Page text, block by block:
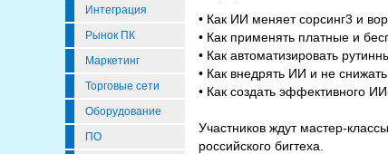
Интеграция
Рынок ПК
Маркетинг
Торговые сети
Оборудование
ПО
• Как ИИ меняет сорсинг3 и
• Как применять платные и
• Как автоматизировать
• Как внедрять ИИ и не
• Как создать эффективного
Участников ждут мастер-
российского бигтеха.